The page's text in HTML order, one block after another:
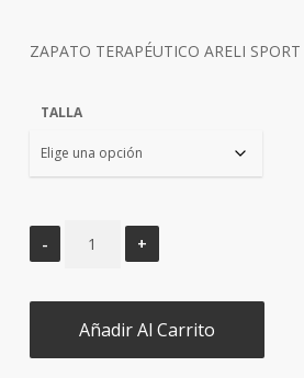
original
era: es:
ZAPATO TERAPÉUTICO ARELI
TALLA
Añadir Al Carrito